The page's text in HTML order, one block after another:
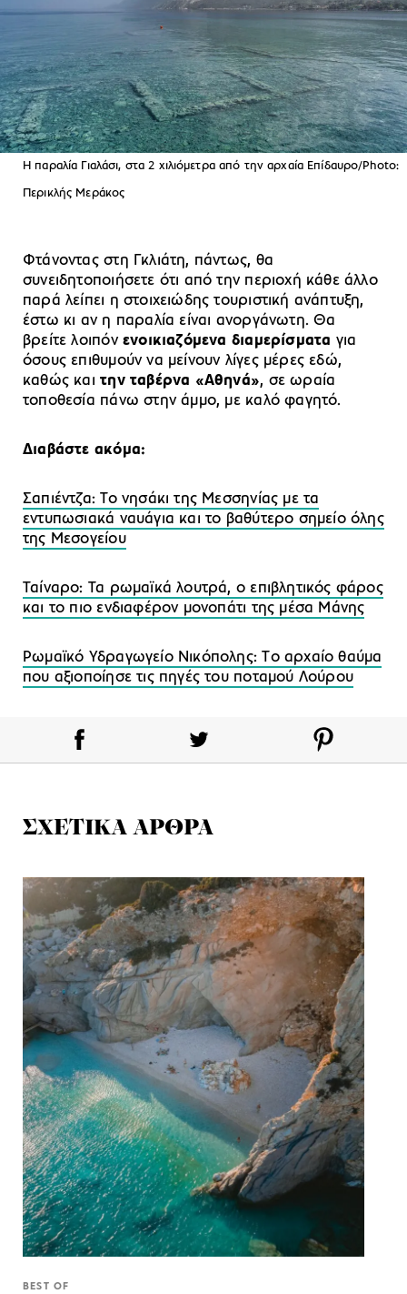
Η παραλία Γιαλάσι, στα 2 χιλιόμετρα από την αρχαία Επίδαυρο/Photo:
Περικλής Μεράκος
Φτάνοντας στη Γκλιάτη, πάντως, θα
συνειδητοποιήσετε ότι από την περιοχή κάθε άλλο
παρά λείπει η στοιχειώδης τουριστική ανάπτυξη,
έστω κι αν η παραλία είναι ανοργάνωτη. Θα
βρείτε λοιπόν ενοικιαζόμενα διαμερίσματα για
όσους επιθυμούν να μείνουν λίγες μέρες εδώ,
καθώς καιτην ταβέρνα «Αθηνά», σε ωραία
τοποθεσία πάνω στην άμμο, με καλό φαγητό.
Διαβάστε ακόμα:
Σαπιέντζα: Το νησάκι της Μεσσηνίας με τα
εντυπωσιακά ναυάγια και το βαθύτερο σημείο όλης
της Μεσογείου
Ταίναρο: Τα ρωμαϊκά λουτρά, ο επιβλητικός φάρος
και το πιο ενδιαφέρον μονοπάτι της μέσα Μάνης
Ρωμαϊκό Υδραγωγείο Νικόπολης: Tο αρχαίο θαύμα
που αξιοποίησε τις πηγές του ποταμού Λούρου
ΣΧΕΤΙΚΑ ΑΡΘΡΑ
BEST OF